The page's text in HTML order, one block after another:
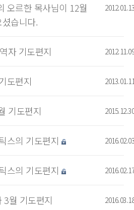
오르한 목사님이 12월
습니다.
2012.01.13
자 기도편지 2012.11.09
도편지 2013.01.11
기도편지 2015.12.30
스의 기도편지 2016.02.03
스의 기도편지 2016.02.17
3월 기도편지 2016.03.18